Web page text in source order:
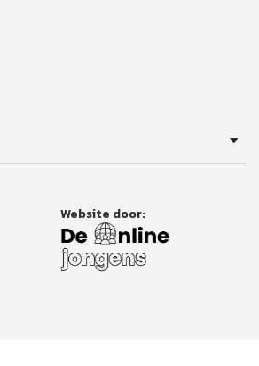
Website door: